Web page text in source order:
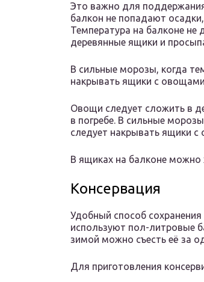
Это важно для
балкон не попадают
Температура на балконе не
деревянные ящики и
В сильные морозы, когда
накрывать ящики с
Овощи следует сложить в
в погребе. В сильные
следует накрывать ящики
В ящиках на балконе можно
Консервация
Удобный способ
используют пол-литровые
зимой можно съесть её за
Для приготовления